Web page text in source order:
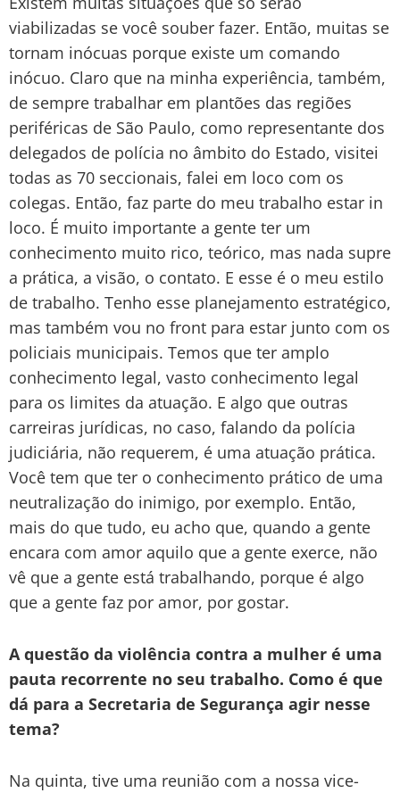
viabilizadas se você souber fazer. Então, muitas se
tornam inócuas porque existe um comando
inócuo. Claro que na minha experiência, também,
de sempre trabalhar em plantões das regiões
periféricas de São Paulo, como representante dos
delegados de polícia no âmbito do Estado, visitei
todas as 70 seccionais, falei em loco com os
colegas. Então, faz parte do meu trabalho estar in
loco. É muito importante a gente ter um
conhecimento muito rico, teórico, mas nada supre
a prática, a visão, o contato. E esse é o meu estilo
de trabalho. Tenho esse planejamento estratégico,
mas também vou no front para estar junto com os
policiais municipais. Temos que ter amplo
conhecimento legal, vasto conhecimento legal
para os limites da atuação. E algo que outras
carreiras jurídicas, no caso, falando da polícia
judiciária, não requerem, é uma atuação prática.
Você tem que ter o conhecimento prático de uma
neutralização do inimigo, por exemplo. Então,
mais do que tudo, eu acho que, quando a gente
encara com amor aquilo que a gente exerce, não
vê que a gente está trabalhando, porque é algo
que a gente faz por amor, por gostar.
A questão da violência contra a mulher é uma
pauta recorrente no seu trabalho. Como é que
dá para a Secretaria de Segurança agir nesse
tema?
Na quinta, tive uma reunião com a nossa vice-